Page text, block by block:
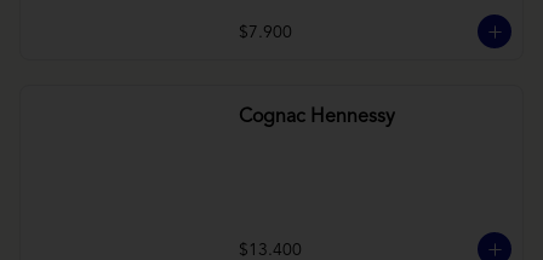
$7.900
Cognac Hennessy
$13.400